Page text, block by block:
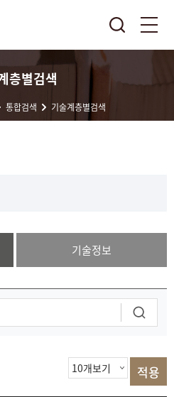
층별검색
통합검색 기술계층별검색
기술정보